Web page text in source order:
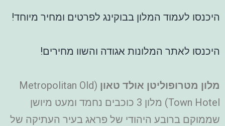
היכנסו לעמוד המלון בבוקינג לפרטים ומחיר מיוחד!
היכנסו לאתר המלונות אגודה והשוו מחירים!
מלון מטרופוליטן אולד טאון (Metropolitan Old
Town Hotel) מלון 3 כוכבים נחמד ומעט מיושן
שממוקם ברובע היהודי של פראג בעיר העתיקה של